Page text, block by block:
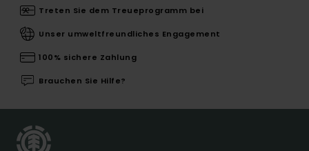
Treten Sie dem Treueprogramm bei
Unser umweltfreundliches Engagement
100% sichere Zahlung
Brauchen Sie Hilfe?